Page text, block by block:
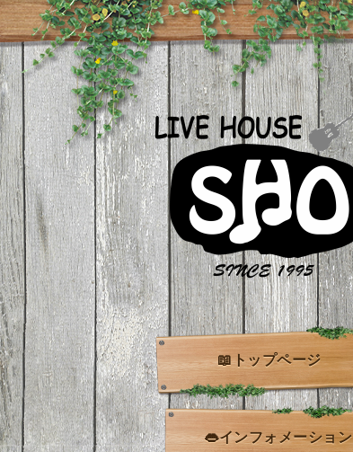
📖トップページ
👄インフォメーション